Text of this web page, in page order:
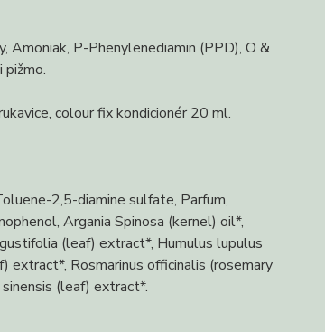
Amoniak, P-Phenylenediamin (PPD), O &
colour fix kondicionér 20 ml.
2,5-diamine sulfate, Parfum,
Argania Spinosa (kernel) oil*,
(leaf) extract*, Humulus lupulus
extract*, Rosmarinus officinalis (rosemary
(leaf) extract*.